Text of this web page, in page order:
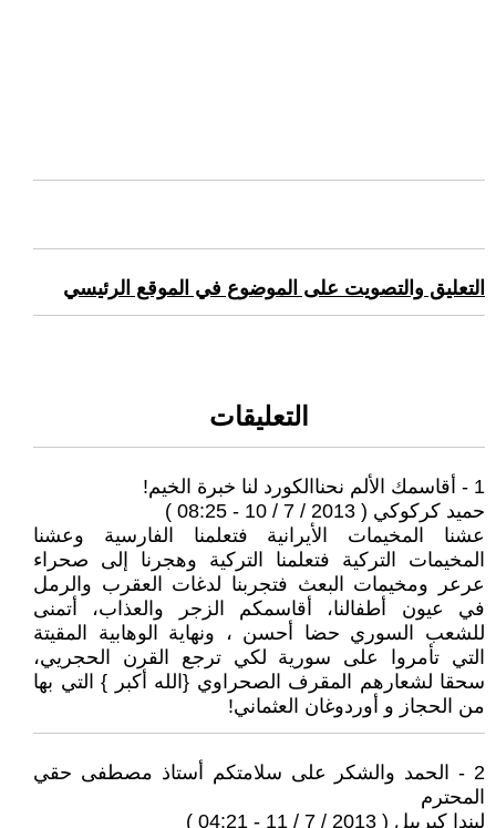
التعليق والتصويت على الموضوع في الموقع الرئيسي
التعليقات
1 - أقاسمك الألم نحناالكورد لنا خبرة الخيم!
حميد كركوكي ( 2013 / 7 / 10 - 08:25 )
عشنا المخيمات الأيرانية فتعلمنا الفارسية وعشنا
المخيمات التركية فتعلمنا التركية وهجرنا إلى صحراء
عرعر ومخيمات البعث فتجربنا لدغات العقرب والرمل
في عيون أطفالنا، أقاسمكم الزجر والعذاب، أتمنى
للشعب السوري حضا أحسن ، ونهاية الوهابية المقيتة
التي تأمروا على سورية لكي ترجع القرن الحجريي،
سحقا لشعارهم المقرف الصحراوي {الله أكبر } التي بها
من الحجاز و أوردوغان العثماني!
2 - الحمد والشكر على سلامتكم أستاذ مصطفى حقي
المحترم
ليندا كبرييل ( 2013 / 7 / 11 - 04:21 )